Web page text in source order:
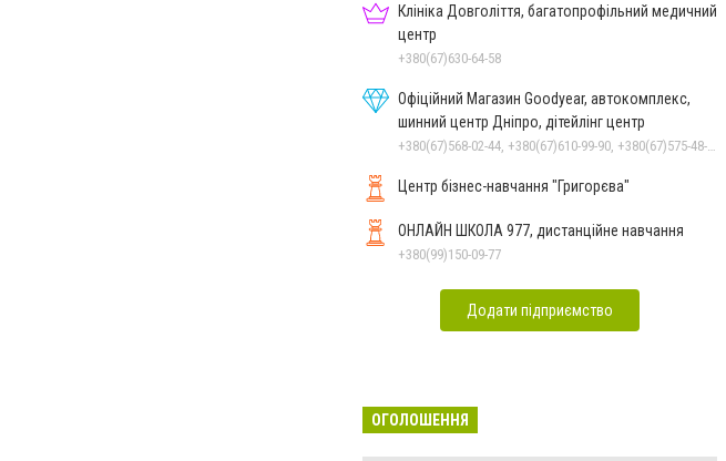
Клініка Довголіття, багатопрофільний медичний
центр
+380(67)630-64-58
Офіційний Магазин Goodyear, автокомплекс,
шинний центр Дніпро, дітейлінг центр
Центр бізнес-навчання "Григорєва"
ОНЛАЙН ШКОЛА 977, дистанційне навчання
+380(99)150-09-77
Додати підприємство
ОГОЛОШЕННЯ